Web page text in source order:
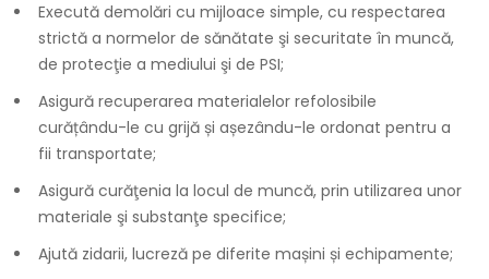
Execută demolări cu mijloace simple, cu respectarea
strictă a normelor de sănătate şi securitate în muncă,
de protecţie a mediului şi de PSI;
Asigură recuperarea materialelor refolosibile
curățându-le cu grijă și așezându-le ordonat pentru a
fii transportate;
Asigură curăţenia la locul de muncă, prin utilizarea unor
materiale şi substanţe specifice;
Ajută zidarii, lucreză pe diferite mașini și echipamente;